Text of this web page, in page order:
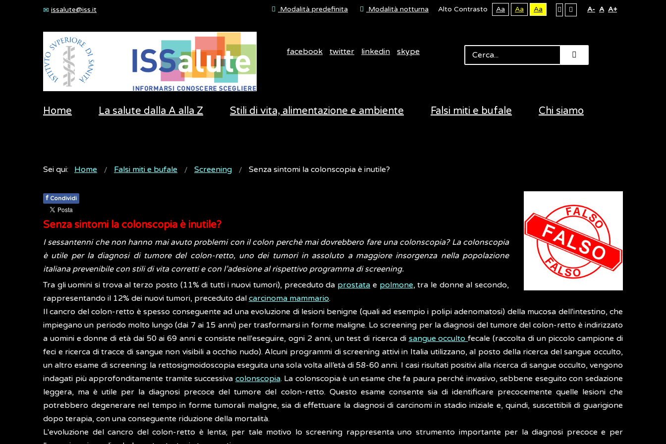
issalute@iss.it Modalità predefinita Modalità notturna Alto Contrasto Aa Aa Aa A- A A+
facebook twitter linkedin skype
Home La salute dalla A alla Z Stili di vita, alimentazione e ambiente Falsi miti e bufale Chi siamo
Sei qui: Home Falsi miti e bufale Screening Senza sintomi la colonscopia è inutile?
f Condividi
Senza sintomi la colonscopia è inutile?
I sessantenni che non hanno mai avuto problemi con il colon perchè mai dovrebbero fare una colonscopia? La colonscopia
è utile per la diagnosi di tumore del colon-retto, uno dei tumori in assoluto a maggiore insorgenza nella popolazione
italiana prevenibile con stili di vita corretti e con l’adesione al rispettivo programma di screening.
Tra gli uomini si trova al terzo posto (11% di tutti i nuovi tumori), preceduto da prostata e polmone, tra le donne al secondo,
rappresentando il 12% dei nuovi tumori, preceduto dal carcinoma mammario.
Il cancro del colon-retto è spesso conseguente ad una evoluzione di lesioni benigne (quali ad esempio i polipi adenomatosi) della mucosa dell'intestino, che
impiegano un periodo molto lungo (dai 7 ai 15 anni) per trasformarsi in forme maligne. Lo screening per la diagnosi del tumore del colon-retto è indirizzato
a uomini e donne di età dai 50 ai 69 anni e consiste nell'eseguire, ogni 2 anni, un test di ricerca di sangue occultofecale (raccolta di un piccolo campione di
feci e ricerca di tracce di sangue non visibili a occhio nudo). Alcuni programmi di screening attivi in Italia utilizzano, al posto della ricerca del sangue occulto,
un altro esame di screening: la rettosigmoidoscopia eseguita una sola volta all’età di 58-60 anni. I casi risultati positivi alla ricerca di sangue occulto, vengono
indagati più approfonditamente tramite successiva colonscopia. La colonscopia è un esame che fa paura perché invasivo, sebbene eseguito con sedazione
leggera, ma è utile per la diagnosi precoce del tumore del colon-retto. Questo esame consente sia di identificare precocemente quelle lesioni che
potrebbero degenerare nel tempo in forme tumorali maligne, sia di effettuare la diagnosi di carcinomi in stadio iniziale e, quindi, suscettibili di guarigione
dopo terapia, con una conseguente riduzione della mortalità.
L'evoluzione del cancro del colon-retto è lenta; per tale motivo lo screening rappresenta uno strumento importante per la diagnosi precoce e per